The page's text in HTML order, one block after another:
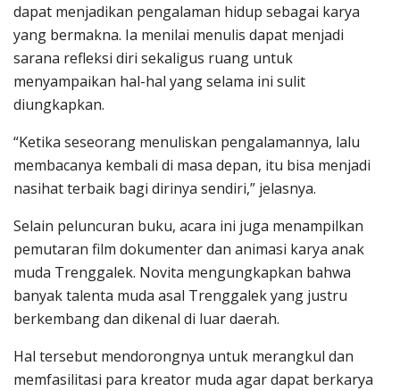
dapat menjadikan pengalaman hidup sebagai karya
yang bermakna. Ia menilai menulis dapat menjadi
sarana refleksi diri sekaligus ruang untuk
menyampaikan hal-hal yang selama ini sulit
diungkapkan.
“Ketika seseorang menuliskan pengalamannya, lalu
membacanya kembali di masa depan, itu bisa menjadi
nasihat terbaik bagi dirinya sendiri,” jelasnya.
Selain peluncuran buku, acara ini juga menampilkan
pemutaran film dokumenter dan animasi karya anak
muda Trenggalek. Novita mengungkapkan bahwa
banyak talenta muda asal Trenggalek yang justru
berkembang dan dikenal di luar daerah.
Hal tersebut mendorongnya untuk merangkul dan
memfasilitasi para kreator muda agar dapat berkarya